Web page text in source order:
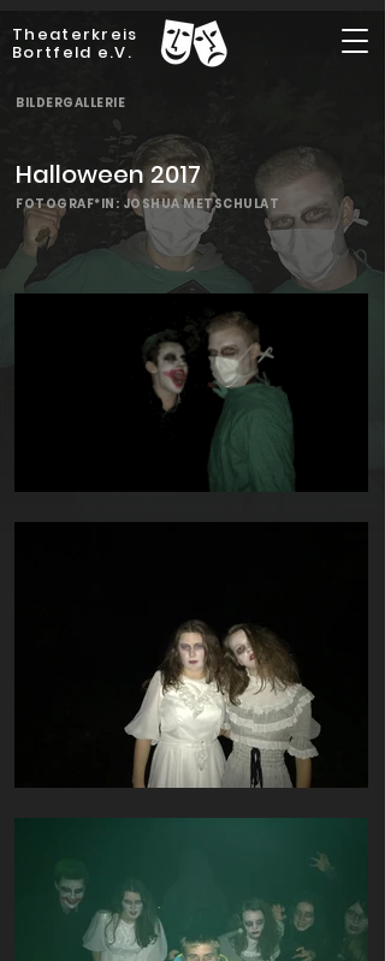
Theaterkreis
Bortfeld e.V.
BILDERGALLERIE
Halloween 2017
FOTOGRAF*IN: JOSHUA METSCHULAT